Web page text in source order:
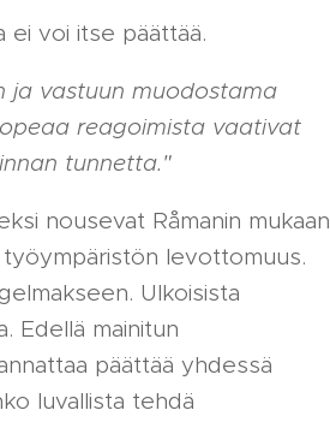
ei voi itse päättää.
ja vastuun muodostama
reagoimista vaativat
tunnetta."
nousevat Råmanin mukaan
levottomuus.
Ulkoisista
Edellä mainitun
päättää yhdessä
luvallista tehdä